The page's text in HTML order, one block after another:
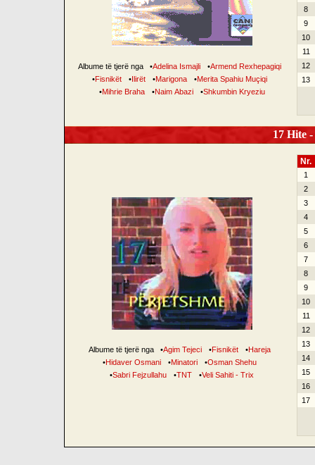
Albume të tjerë nga •Adelina Ismajli •Armend Rexhepagiqi
•Fisnikët •Ilirët •Marigona •Merita Spahiu Muçiqi
•Mihrie Braha •Naim Abazi •Shkumbin Kryeziu
8
9
10
11
12
13
17 Hite
Albume të tjerë nga •Agim Tejeci •Fisnikët •Hareja
•Hidaver Osmani •Minatori •Osman Shehu
•Sabri Fejzullahu •TNT •Veli Sahiti - Trix
Nr.
1
2
3
4
5
6
7
8
9
10
11
12
13
14
15
16
17